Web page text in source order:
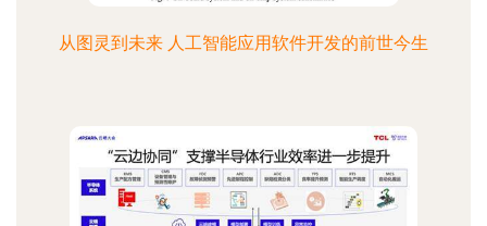
从图灵到未来 人工智能应用软件开发的前世今生